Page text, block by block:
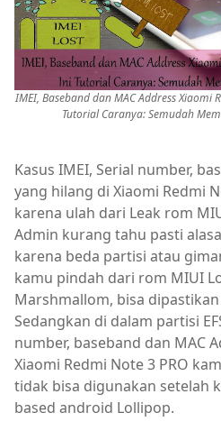
IMEI, Baseband dan MAC Address Xiaomi
Tutorial Caranya: Semudah
Kasus IMEI, Serial number,
yang hilang di Xiaomi Redmi
karena ulah dari Leak rom
Admin kurang tahu pasti
karena beda partisi atau
kamu pindah dari rom MIUI
Marshmallom, bisa
Sedangkan di dalam partisi
number, baseband dan MAC
Xiaomi Redmi Note 3 PRO
tidak bisa digunakan setelah
based android Lollipop.